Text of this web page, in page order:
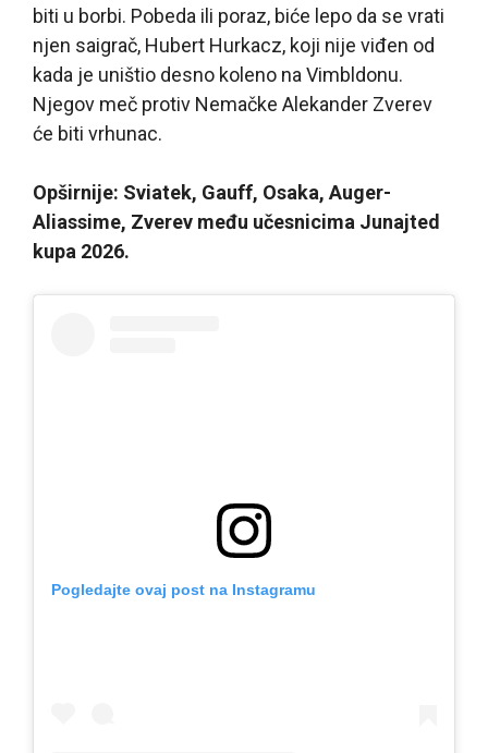
biti u borbi. Pobeda ili poraz, biće lepo da se vrati
njen saigrač, Hubert Hurkacz, koji nije viđen od
kada je uništio desno koleno na Vimbldonu.
Njegov meč protiv Nemačke Alekander Zverev
će biti vrhunac.
Opširnije: Sviatek, Gauff, Osaka, Auger-
Aliassime, Zverev među učesnicima Junajted
kupa 2026.
Pogledajte ovaj post na Instagramu